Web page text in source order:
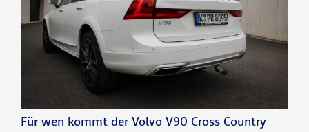
Für wen kommt der Volvo V90 Cross Country